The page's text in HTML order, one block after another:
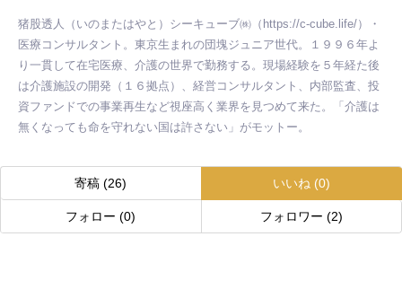
猪股透人（いのまたはやと）シーキューブ㈱（https://c-cube.life/）・
医療コンサルタント。東京生まれの団塊ジュニア世代。１９９６年よ
り一貫して在宅医療、介護の世界で勤務する。現場経験を５年経た後
は介護施設の開発（１６拠点）、経営コンサルタント、内部監査、投
資ファンドでの事業再生など視座高く業界を見つめて来た。「介護は
無くなっても命を守れない国は許さない」がモットー。
寄稿 (26) いいね (0)
フォロー (0) フォロワー (2)